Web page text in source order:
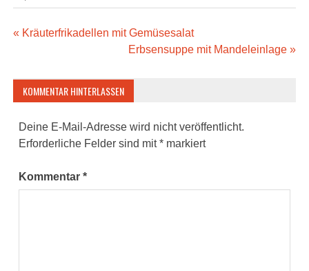
Beitragsnavigation
« Kräuterfrikadellen mit Gemüsesalat
Erbsensuppe mit Mandeleinlage »
KOMMENTAR HINTERLASSEN
Deine E-Mail-Adresse wird nicht veröffentlicht.
Erforderliche Felder sind mit* markiert
Kommentar*